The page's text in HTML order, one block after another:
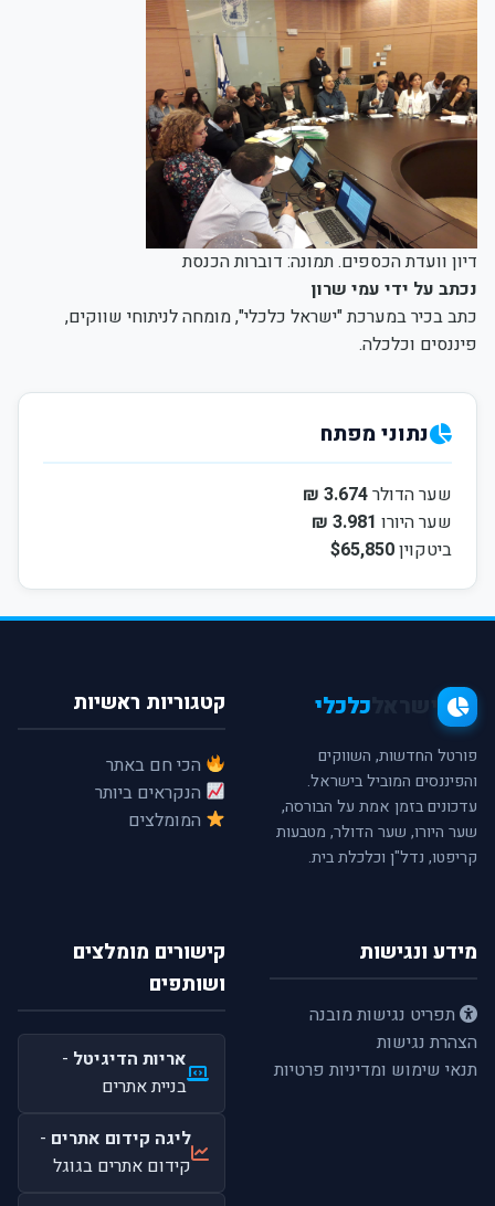
דיון וועדת הכספים. תמונה: דוברות הכנסת
נכתב על ידי עמי שרון
כתב בכיר במערכת "ישראל כלכלי", מומחה לניתוחי שווקים,
פיננסים וכלכלה.
נתוני מפתח
שער הדולר3.674 ₪
שער היורו 3.981 ₪
ביטקוין$65,850
כלכלי
פורטל החדשות, השווקים
והפיננסים המוביל בישראל.
עדכונים בזמן אמת על הבורסה,
שער היורו, שער הדולר, מטבעות
קריפטו, נדל"ן וכלכלת בית.
קטגוריות ראשיות
הכי חם באתר
הנקראים ביותר
המומלצים
מידע ונגישות
תפריט נגישות מובנה
הצהרת נגישות
תנאי שימוש ומדיניות פרטיות
קישורים מומלצים
ושותפים
אריות הדיגיטל -
בניית אתרים
ליגה קידום אתרים -
קידום אתרים בגוגל